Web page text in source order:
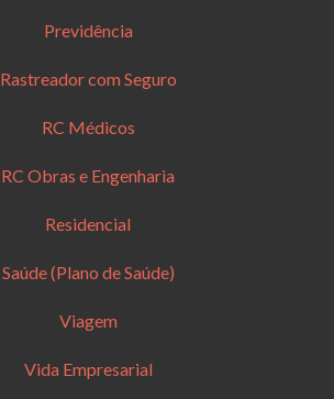
Previdência
Rastreador com Seguro
RC Médicos
RC Obras e Engenharia
Residencial
Saúde (Plano de Saúde)
Viagem
Vida Empresarial